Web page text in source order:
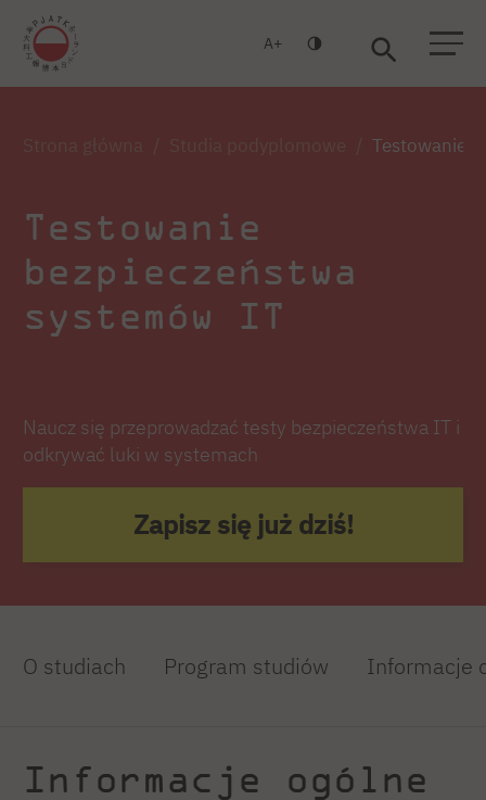
A
Testowanie
Testowanie
bezpieczeństwa
systemów IT
Naucz się przeprowadzać testy bezpieczeństwa IT i
odkrywać luki w systemach
Zapisz się już dziś!
O studiach Program studiów Informacje
Informacje ogólne